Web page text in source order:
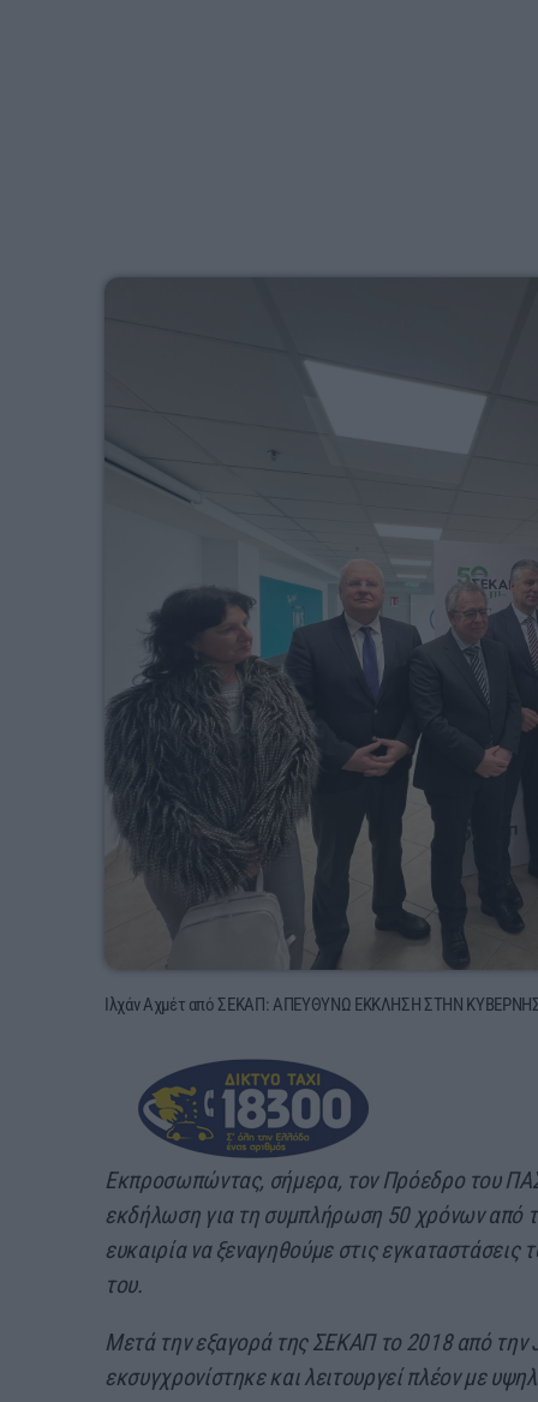
Ιλχάν Αχμέτ από ΣΕΚΑΠ: ΑΠΕΥΘΥΝΩ ΕΚΚΛΗΣΗ ΣΤΗΝ
Εκπροσωπώντας, σήμερα, τον Πρόεδρο του
εκδήλωση για τη συμπλήρωση 50 χρόνων από
ευκαιρία να ξεναγηθούμε στις εγκαταστάσεις
του.
Μετά την εξαγορά της ΣΕΚΑΠ το 2018 από την
εκσυγχρονίστηκε και λειτουργεί πλέον με